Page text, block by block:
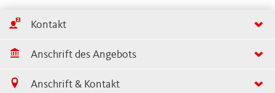
Kontakt
Anschrift des Angebots
Anschrift & Kontakt